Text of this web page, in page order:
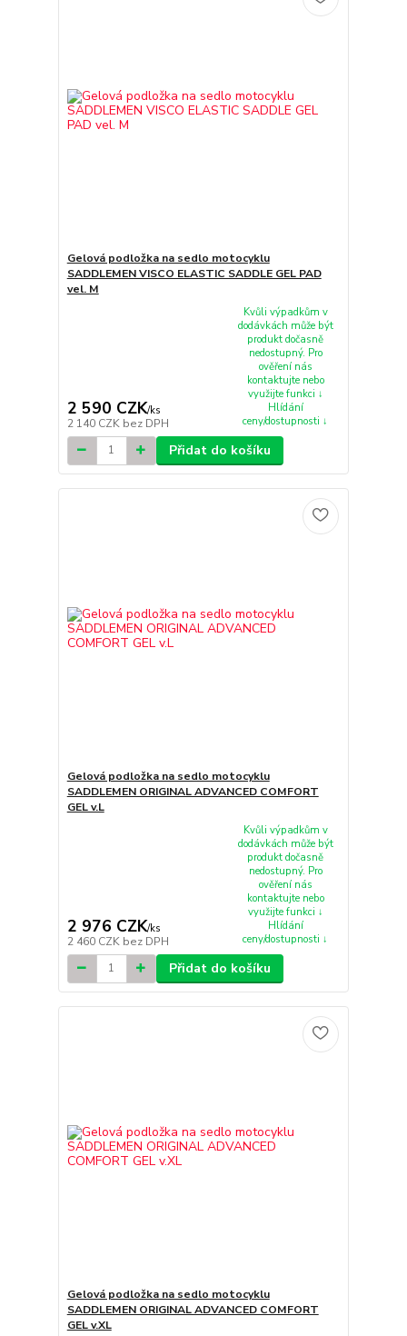
Gelová podložka na sedlo motocyklu
SADDLEMEN VISCO ELASTIC SADDLE GEL PAD
vel. M
2 590 CZK/ks
2 140 CZK bez DPH
Kvůli výpadkům v
dodávkách může být
produkt dočasně
nedostupný. Pro
ověření nás
kontaktujte nebo
využijte funkci ↓
Hlídání
ceny/dostupnosti ↓
Přidat do košíku
Gelová podložka na sedlo motocyklu
SADDLEMEN ORIGINAL ADVANCED COMFORT
GEL v.L
2 976 CZK/ks
2 460 CZK bez DPH
Kvůli výpadkům v
dodávkách může být
produkt dočasně
nedostupný. Pro
ověření nás
kontaktujte nebo
využijte funkci ↓
Hlídání
ceny/dostupnosti ↓
Přidat do košíku
Gelová podložka na sedlo motocyklu
SADDLEMEN ORIGINAL ADVANCED COMFORT
GEL v.XL